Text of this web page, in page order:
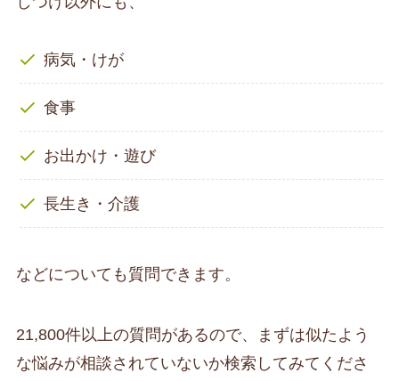
病気・けが
食事
お出かけ・遊び
長生き・介護
などについても質問できます。
21,800件以上の質問があるので、まずは似たよう
な悩みが相談されていないか検索してみてくださ